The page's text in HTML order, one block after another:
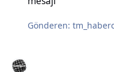
Gönderen: